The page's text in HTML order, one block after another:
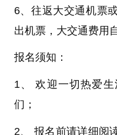
6、往返大交通机票
出机票，大交通费用
报名须知：
1、 欢迎一切热爱
们；
2、 报名前请详细阅